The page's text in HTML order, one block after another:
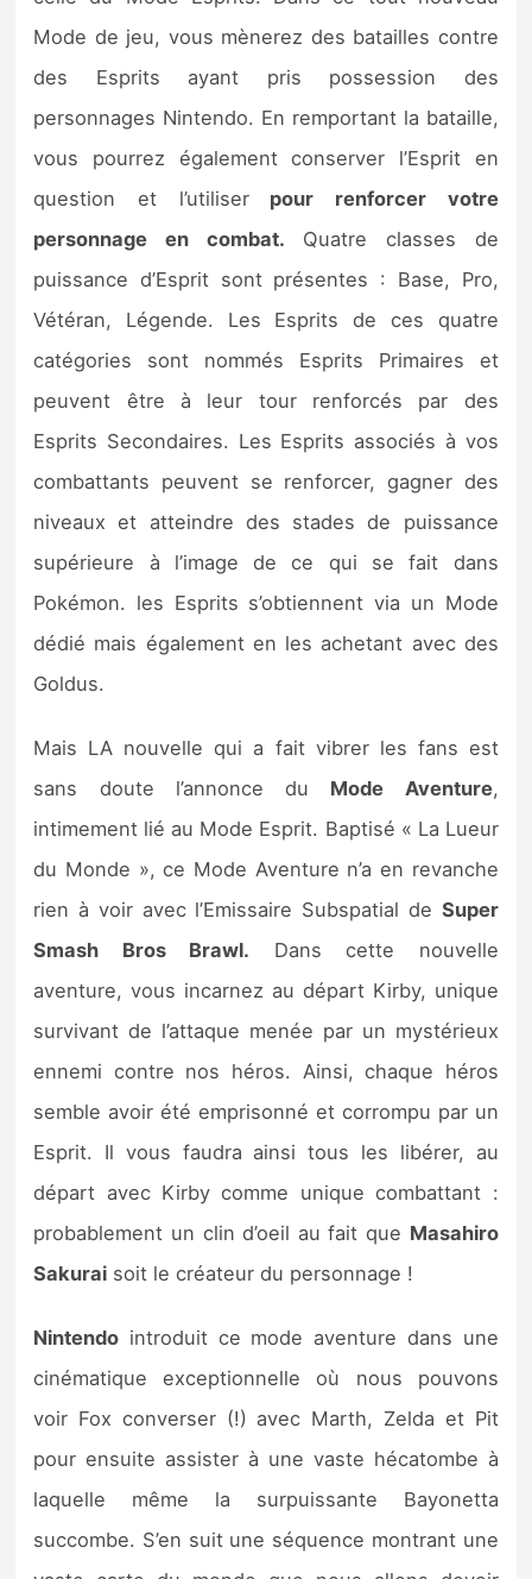
Mode de jeu, vous mènerez des batailles contre
des Esprits ayant pris possession des
personnages Nintendo. En remportant la bataille,
vous pourrez également conserver l’Esprit en
question et l’utiliserpour renforcer votre
personnage en combat. Quatre classes de
puissance d’Esprit sont présentes : Base, Pro,
Vétéran, Légende. Les Esprits de ces quatre
catégories sont nommés Esprits Primaires et
peuvent être à leur tour renforcés par des
Esprits Secondaires. Les Esprits associés à vos
combattants peuvent se renforcer, gagner des
niveaux et atteindre des stades de puissance
supérieure à l’image de ce qui se fait dans
Pokémon. les Esprits s’obtiennent via un Mode
dédié mais également en les achetant avec des
Goldus.
Mais LA nouvelle qui a fait vibrer les fans est
sans doute l’annonce du Mode Aventure,
intimement lié au Mode Esprit. Baptisé « La Lueur
du Monde », ce Mode Aventure n’a en revanche
rien à voir avec l’Emissaire Subspatial de Super
Smash Bros Brawl. Dans cette nouvelle
aventure, vous incarnez au départ Kirby, unique
survivant de l’attaque menée par un mystérieux
ennemi contre nos héros. Ainsi, chaque héros
semble avoir été emprisonné et corrompu par un
Esprit. Il vous faudra ainsi tous les libérer, au
départ avec Kirby comme unique combattant :
probablement un clin d’oeil au fait que Masahiro
Sakurai soit le créateur du personnage !
Nintendo introduit ce mode aventure dans une
cinématique exceptionnelle où nous pouvons
voir Fox converser (!) avec Marth, Zelda et Pit
pour ensuite assister à une vaste hécatombe à
laquelle même la surpuissante Bayonetta
succombe. S’en suit une séquence montrant une